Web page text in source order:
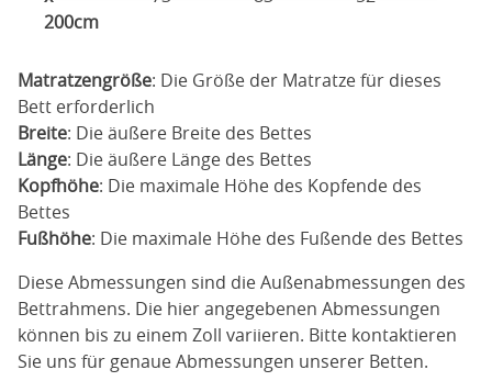
200cm
Matratzengröße: Die Größe der Matratze für dieses
Bett erforderlich
Breite: Die äußere Breite des Bettes
Länge: Die äußere Länge des Bettes
Kopfhöhe: Die maximale Höhe des Kopfende des
Bettes
Fußhöhe: Die maximale Höhe des Fußende des Bettes
Diese Abmessungen sind die Außenabmessungen des
Bettrahmens. Die hier angegebenen Abmessungen
können bis zu einem Zoll variieren. Bitte kontaktieren
Sie uns für genaue Abmessungen unserer Betten.